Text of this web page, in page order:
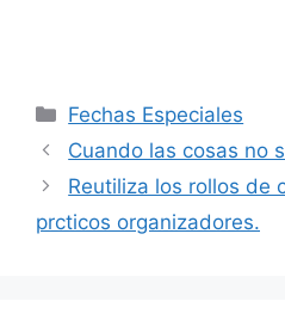
Fechas Especiales
Cuando las cosas no
Reutiliza los rollos de
prcticos organizadores.